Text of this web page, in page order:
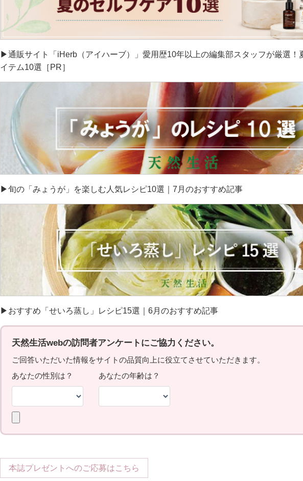
▶通販サイト「iHerb（アイハーブ）」愛用歴10年以上の編集部スタッフが厳選！
イテム10選［PR］
▶旬の「みょうが」を楽しむ人気レシピ10選｜7月のおすすめ記事
▶おすすめ「せいろ蒸し」レシピ15選｜6月のおすすめ記事
本誌プレゼントへのご応募はこちら